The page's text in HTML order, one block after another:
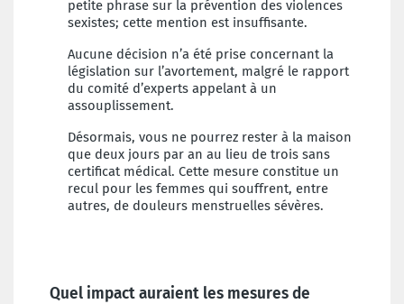
petite phrase sur la prévention des violences
sexistes; cette mention est insuffisante.
Aucune décision n’a été prise concernant la
législation sur l’avortement, malgré le rapport
du comité d’experts appelant à un
assouplissement.
Désormais, vous ne pourrez rester à la maison
que deux jours par an au lieu de trois sans
certificat médical. Cette mesure constitue un
recul pour les femmes qui souffrent, entre
autres, de douleurs menstruelles sévères.
Quel impact auraient les mesures de